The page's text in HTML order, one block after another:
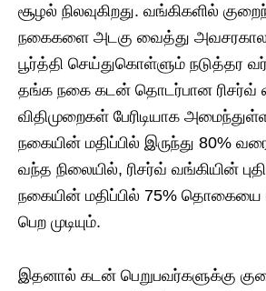
சூழல் நிலவுகிறது. வங்கிகளில்
நகைகளை அடகு வைத்து
பூர்த்தி செய்துகொள்ளும் நடுத்தர
தங்க நகை கடன் தொடர்பான ரிசர்வ்
விதிமுறைகள் பேரிடியாக
நகையின் மதிப்பில் இருந்து 80%
வந்த நிலையில், ரிசர்வ் வங்கியின்
நகையின் மதிப்பில் 75% தொகையை
பெற முடியும்.
இதனால் கடன் பெறுபவர்களுக்கு